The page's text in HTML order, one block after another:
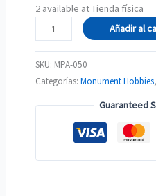
2 available at Tienda física
050-
Pro
Transparent
cantidad
Añadir al
SKU: MPA-050
Categorías:Monument Hobbies
Guaranteed